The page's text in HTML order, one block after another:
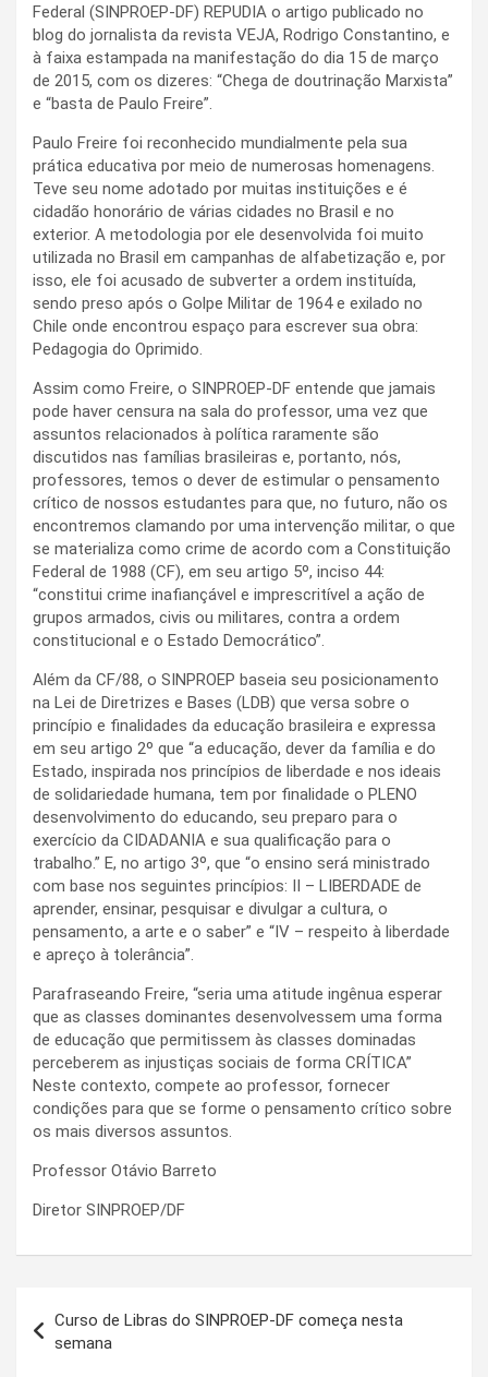
Federal (SINPROEP-DF) REPUDIA o artigo publicado no
blog do jornalista da revista VEJA, Rodrigo Constantino, e
à faixa estampada na manifestação do dia 15 de março
de 2015, com os dizeres: “Chega de doutrinação Marxista”
e “basta de Paulo Freire”.
Paulo Freire foi reconhecido mundialmente pela sua
prática educativa por meio de numerosas homenagens.
Teve seu nome adotado por muitas instituições e é
cidadão honorário de várias cidades no Brasil e no
exterior. A metodologia por ele desenvolvida foi muito
utilizada no Brasil em campanhas de alfabetização e, por
isso, ele foi acusado de subverter a ordem instituída,
sendo preso após o Golpe Militar de 1964 e exilado no
Chile onde encontrou espaço para escrever sua obra:
Pedagogia do Oprimido.
Assim como Freire, o SINPROEP-DF entende que jamais
pode haver censura na sala do professor, uma vez que
assuntos relacionados à política raramente são
discutidos nas famílias brasileiras e, portanto, nós,
professores, temos o dever de estimular o pensamento
crítico de nossos estudantes para que, no futuro, não os
encontremos clamando por uma intervenção militar, o que
se materializa como crime de acordo com a Constituição
Federal de 1988 (CF), em seu artigo 5º, inciso 44:
“constitui crime inafiançável e imprescritível a ação de
grupos armados, civis ou militares, contra a ordem
constitucional e o Estado Democrático”.
Além da CF/88, o SINPROEP baseia seu posicionamento
na Lei de Diretrizes e Bases (LDB) que versa sobre o
princípio e finalidades da educação brasileira e expressa
em seu artigo 2º que “a educação, dever da família e do
Estado, inspirada nos princípios de liberdade e nos ideais
de solidariedade humana, tem por finalidade o PLENO
desenvolvimento do educando, seu preparo para o
exercício da CIDADANIA e sua qualificação para o
trabalho.” E, no artigo 3º, que “o ensino será ministrado
com base nos seguintes princípios: II – LIBERDADE de
aprender, ensinar, pesquisar e divulgar a cultura, o
pensamento, a arte e o saber” e “IV – respeito à liberdade
e apreço à tolerância”.
Parafraseando Freire, “seria uma atitude ingênua esperar
que as classes dominantes desenvolvessem uma forma
de educação que permitissem às classes dominadas
perceberem as injustiças sociais de forma CRÍTICA”
Neste contexto, compete ao professor, fornecer
condições para que se forme o pensamento crítico sobre
os mais diversos assuntos.
Professor Otávio Barreto
Diretor SINPROEP/DF
de
Curso de Libras do SINPROEP-DF começa nesta
semana